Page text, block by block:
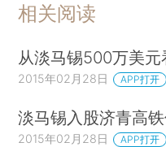
相关阅读
从淡马锡500万美
2015年02月28日 APP打开
淡马锡入股济青高
2015年02月28日 APP打开